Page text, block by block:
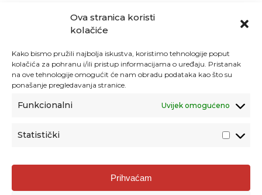
Ova stranica koristi
kolačiće
Kako bismo pružili najbolja iskustva, koristimo tehnologije poput
kolačića za pohranu i/ili pristup informacijama o uređaju. Pristanak
na ove tehnologije omogućit će nam obradu podataka kao što su
ponašanje pregledavanja stranice.
Funkcionalni Uvijek omogućeno
Statistički
Prihvaćam
Agencija za odgoj i obrazovanje
Donje Svetice 38, 10000 Zagreb